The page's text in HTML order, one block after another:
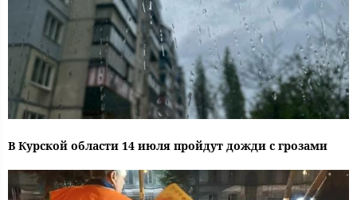
В Курской области 14 июля пройдут дожди с грозами